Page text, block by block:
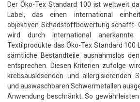
Der Öko-Tex Standard 100 ist weltweit
Label, das einen international
objektiven Schadstoffbewertung schafft.
wird durch international anerkannte
Textilprodukte das Öko-Tex Standard 100
sämtliche Bestandteile ausnahmslos
entsprechen. Diesen Kriterien zufolge
krebsauslösenden und allergisierenden
und auswaschbaren Schwermetallen
Anwendung beschränkt. So